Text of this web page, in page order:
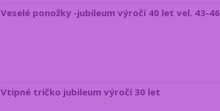
Veselé ponožky -jubileum výročí 40 let vel. 43-46
Vtipné tričko jubileum výročí 30 let